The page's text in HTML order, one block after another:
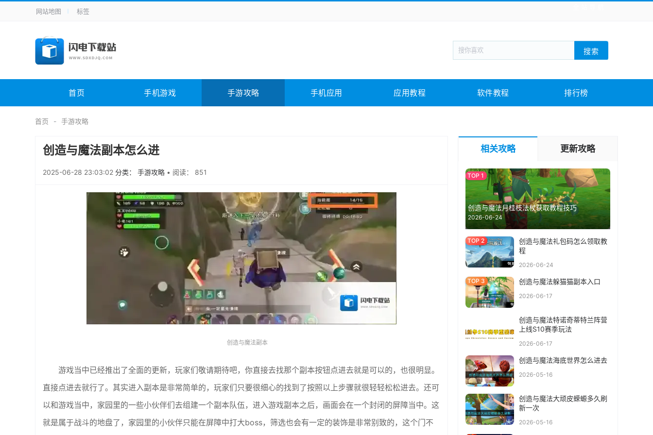
手机应用 新闻阅读 旅游出行 生活实用
手机游戏 H5游戏 回合网游 战棋游戏 枪战射击
电脑软件 其它类别 图形软件 安全相关 应用软件 影音软件 插件下载 教育教学 游戏娱乐 系统软件 素材下载
未分类 综合其它
网站地图 标签
搜索
首页 手机游戏 手游攻略 手机应用 应用教程 软件教程 排行榜
首页 手游攻略
创造与魔法副本怎么进
2025-06-28 23:03:02 分类： 手游攻略 • 阅读： 851
创造与魔法副本
游戏当中已经推出了全面的更新，玩家们敬请期待吧，你直接去找那个副本按钮点进去就是可以的，也很明显。
直接点进去就行了。其实进入副本是非常简单的，玩家们只要很细心的找到了按照以上步骤就很轻轻松松进去。还可
以和游戏当中，家园里的一些小伙伴们去组建一个副本队伍，进入游戏副本之后，画面会在一个封闭的屏障当中。这
就是属于战斗的地盘了，家园里的小伙伴只能在屏障中打大boss，筛选也会有一定的装饰是非常别致的，这个门不
相关攻略 更新攻略
创造与魔法月桂枝法杖获取教程技巧
2026-06-24
创造与魔法礼包码怎么领取教
程
2026-06-24
创造与魔法躲猫猫副本入口
2026-06-17
创造与魔法特诺奇蒂特兰阵营
上线S10赛季玩法
2026-06-17
创造与魔法海底世界怎么进去
2026-05-16
创造与魔法大顽皮蝾螈多久刷
新一次
2026-05-16